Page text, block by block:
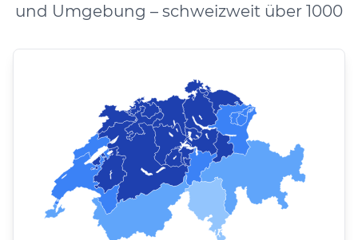
und Umgebung – schweizweit über 1000